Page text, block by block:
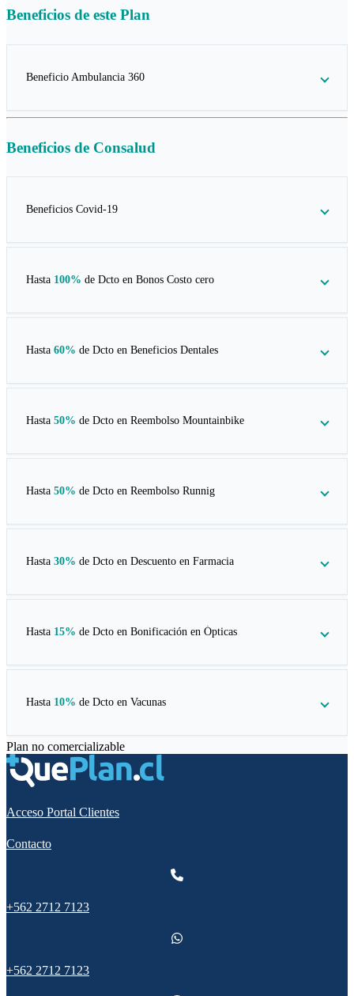
Beneficios de este Plan
Beneficio Ambulancia 360
Beneficios de Consalud
Beneficios Covid-19
Hasta 100% de Dcto en Bonos Costo cero
Hasta 60% de Dcto en Beneficios Dentales
Hasta 50% de Dcto en Reembolso Mountainbike
Hasta 50% de Dcto en Reembolso Runnig
Hasta 30% de Dcto en Descuento en Farmacia
Hasta 15% de Dcto en Bonificación en Ópticas
Hasta 10% de Dcto en Vacunas
Plan no comercializable
Acceso Portal Clientes
Contacto
+562 2712 7123
+562 2712 7123